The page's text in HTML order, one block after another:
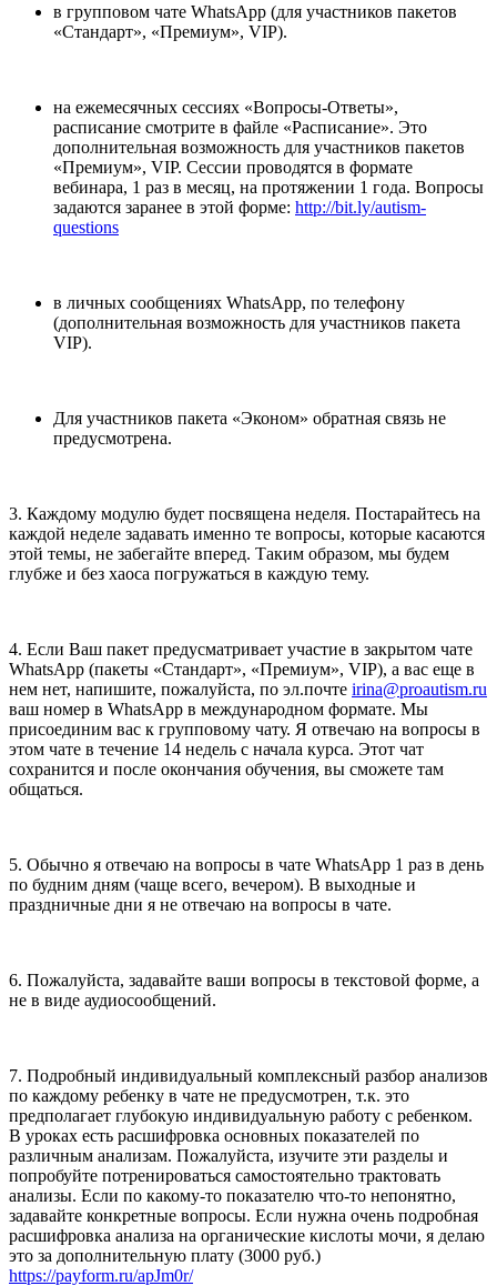
в групповом чате WhatsApp (для участников пакетов
«Стандарт», «Премиум», VIP).
на ежемесячных сессиях «Вопросы-Ответы»,
расписание смотрите в файле «Расписание». Это
дополнительная возможность для участников пакетов
«Премиум», VIP. Сессии проводятся в формате
вебинара, 1 раз в месяц, на протяжении 1 года. Вопросы
задаются заранее в этой форме: http://bit.ly/autism-
questions
в личных сообщениях WhatsApp, по телефону
(дополнительная возможность для участников пакета
VIP).
Для участников пакета «Эконом» обратная связь не
предусмотрена.
3. Каждому модулю будет посвящена неделя. Постарайтесь на
каждой неделе задавать именно те вопросы, которые касаются
этой темы, не забегайте вперед. Таким образом, мы будем
глубже и без хаоса погружаться в каждую тему.
4. Если Ваш пакет предусматривает участие в закрытом чате
WhatsApp (пакеты «Стандарт», «Премиум», VIP), а вас еще в
нем нет, напишите, пожалуйста, по эл.почте irina@proautism.ru
ваш номер в WhatsApp в международном формате. Мы
присоединим вас к групповому чату. Я отвечаю на вопросы в
этом чате в течение 14 недель с начала курса. Этот чат
сохранится и после окончания обучения, вы сможете там
общаться.
5. Обычно я отвечаю на вопросы в чате WhatsApp 1 раз в день
по будним дням (чаще всего, вечером). В выходные и
праздничные дни я не отвечаю на вопросы в чате.
6. Пожалуйста, задавайте ваши вопросы в текстовой форме, а
не в виде аудиосообщений.
7. Подробный индивидуальный комплексный разбор анализов
по каждому ребенку в чате не предусмотрен, т.к. это
предполагает глубокую индивидуальную работу с ребенком.
В уроках есть расшифровка основных показателей по
различным анализам. Пожалуйста, изучите эти разделы и
попробуйте потренироваться самостоятельно трактовать
анализы. Если по какому-то показателю что-то непонятно,
задавайте конкретные вопросы. Если нужна очень подробная
расшифровка анализа на органические кислоты мочи, я делаю
это за дополнительную плату (3000 руб.)
https://payform.ru/apJm0r/